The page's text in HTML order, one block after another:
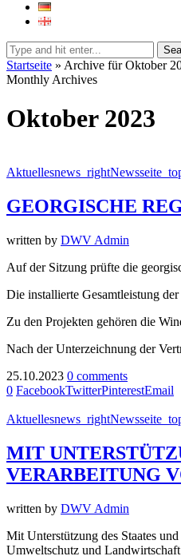
Startseite » Archive für Oktober
Monthly Archives
Oktober 2023
Aktuellesnews_right
GEORGISCHE
written by DWV Admin
Auf der Sitzung prüfte die
Die installierte Gesamtleistung
Zu den Projekten gehören die
Nach der Unterzeichnung der
25.10.2023 0 comments
0 FacebookTwitterPinterestEmail
Aktuellesnews_right
MIT
VERARBEITUNG
written by DWV Admin
Mit Unterstützung des Staates
Umweltschutz und